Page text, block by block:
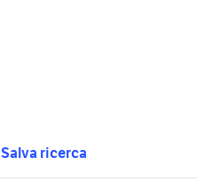
Salva ricerca